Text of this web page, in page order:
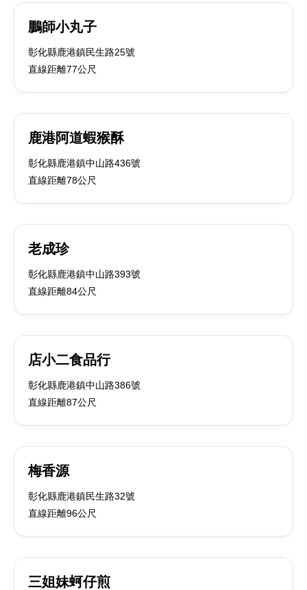
鵬師小丸子
彰化縣鹿港鎮民生路25號
直線距離77公尺
鹿港阿道蝦猴酥
彰化縣鹿港鎮中山路436號
直線距離78公尺
老成珍
彰化縣鹿港鎮中山路393號
直線距離84公尺
店小二食品行
彰化縣鹿港鎮中山路386號
直線距離87公尺
梅香源
彰化縣鹿港鎮民生路32號
直線距離96公尺
三姐妹蚵仔煎